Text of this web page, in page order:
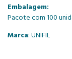
Embalagem:
Pacote com 100
Marca: UNIFIL